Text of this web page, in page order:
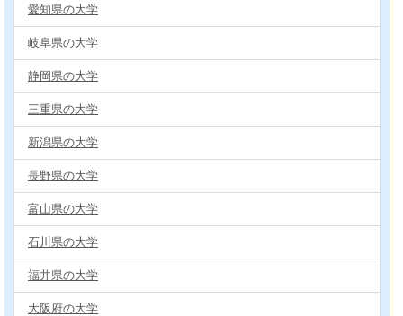
愛知県の大学
岐阜県の大学
静岡県の大学
三重県の大学
新潟県の大学
長野県の大学
富山県の大学
石川県の大学
福井県の大学
大阪府の大学